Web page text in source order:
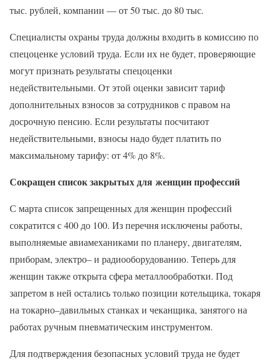
тыс. рублей, компании — от 50 тыс. до 80 тыс.
Специалисты охраны труда должны входить в комиссию по
спецоценке условий труда. Если их не будет, проверяющие
могут признать результаты спецоценки
недействительными. От этой оценки зависит тариф
дополнительных взносов за сотрудников с правом на
досрочную пенсию. Если результаты посчитают
недействительными, взносы надо будет платить по
максимальному тарифу: от 4% до 8%.
Сокращен список закрытых для женщин профессий
С марта список запрещенных для женщин профессий
сократится с 400 до 100. Из перечня исключены работы,
выполняемые авиамеханиками по планеру, двигателям,
приборам, электро– и радиооборудованию. Теперь для
женщин также открыта сфера металлообработки. Под
запретом в ней остались только позиции котельщика, токаря
на токарно–давильных станках и чеканщика, занятого на
работах ручным пневматическим инструментом.
Для подтверждения безопасных условий труда не будет